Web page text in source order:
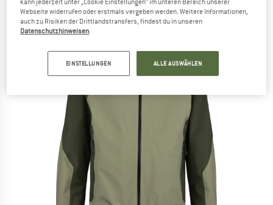
kann jederzeit unter „Cookie Einstellungen“ im unteren Bereich unserer
Webseite widerrufen oder erstmals vergeben werden. Weitere Informationen,
auch zu Risiken der Drittlandstransfers, findest du in unseren
Datenschutzhinweisen.
EINSTELLUNGEN ALLE AUSWÄHLEN